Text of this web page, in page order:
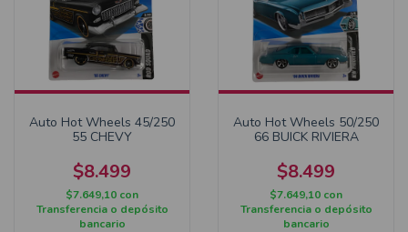
Auto Hot Wheels 45/250
55 CHEVY
$8.499
$7.649,10 con
Transferencia o depósito
bancario
Auto Hot Wheels 50/250
66 BUICK RIVIERA
$8.499
$7.649,10 con
Transferencia o depósito
bancario